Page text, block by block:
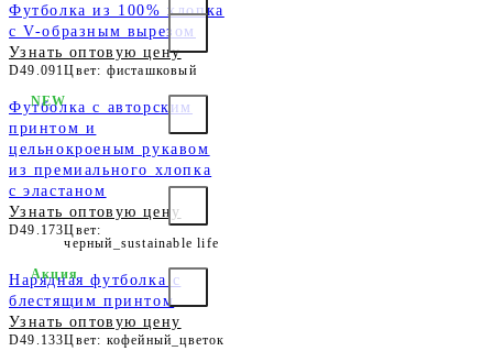
Футболка из 100% хлопка
с V-образным вырезом
Узнать оптовую цену
D49.091Цвет: фисташковый
Футболка с авторским
принтом и
цельнокроеным рукавом
из премиального хлопка
с эластаном
Узнать оптовую цену
D49.173Цвет:
черный_sustainable life
NEW
Нарядная футболка с
блестящим принтом
Узнать оптовую цену
D49.133Цвет: кофейный_цветок
Акция